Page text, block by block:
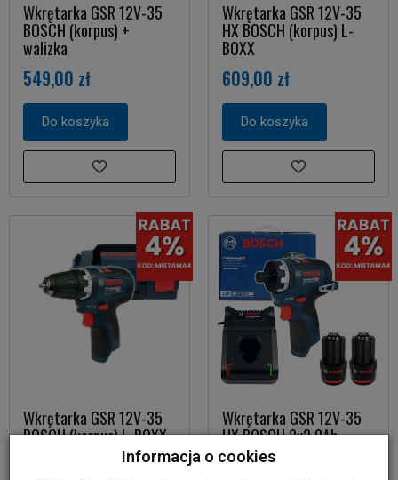
Wkrętarka GSR 12V-35
BOSCH (korpus) +
walizka
549,00 zł
Do koszyka
Wkrętarka GSR 12V-35
HX BOSCH (korpus) L-
BOXX
609,00 zł
Do koszyka
Wkrętarka GSR 12V-35
BOSCH (korpus) L-BOXX
Wkrętarka GSR 12V-35
HX BOSCH 2x2,0Ah
819,00 zł
Informacja o cookies